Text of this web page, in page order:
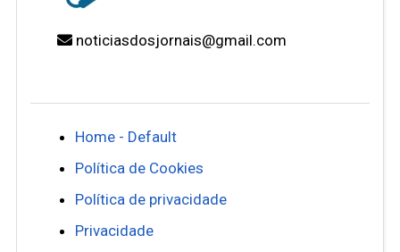
noticiasdosjornais@gmail.com
Home - Default
Política de Cookies
Política de privacidade
Privacidade